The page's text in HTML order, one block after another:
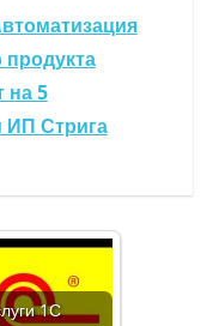
продукта
на 5
ИП Стрига
1С